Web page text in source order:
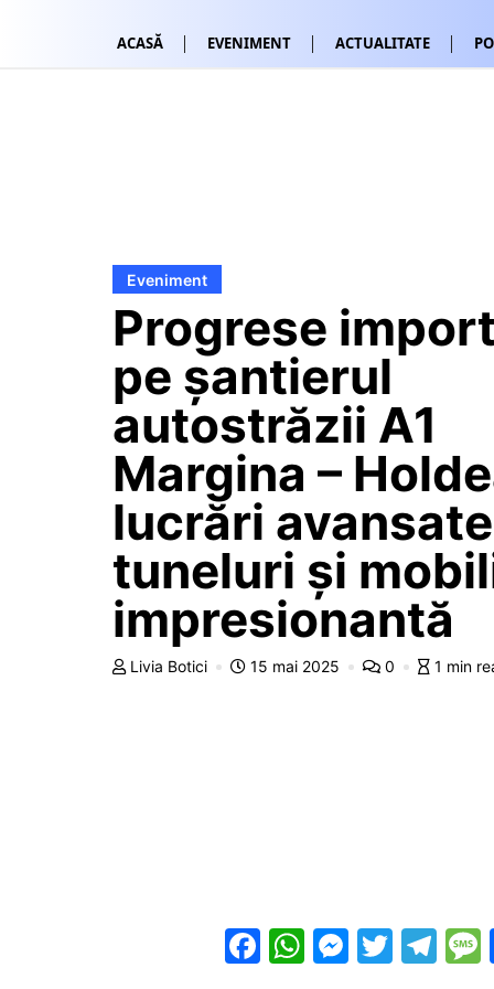
ACASĂ EVENIMENT ACTUALITATE
Eveniment
Progrese
pe șantierul
autostrăzii A1
Margina –
lucrări
tuneluri și
impresionantă
Livia Botici 15 mai 2025 0 1 min
F W M T T